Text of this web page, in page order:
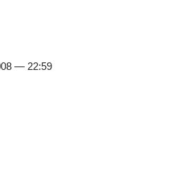
— 22:59